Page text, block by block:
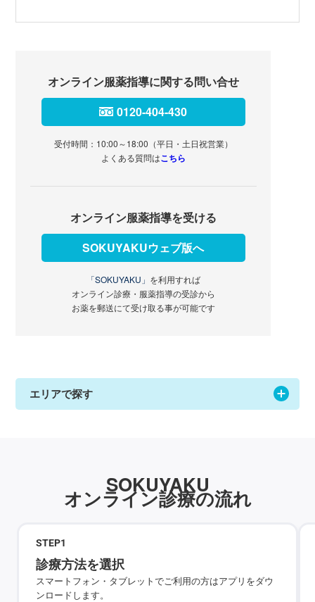
オンライン服薬指導に関する問い合せ
0120-404-430
受付時間：10:00～18:00（平日・土日祝営業）
よくある質問はこちら
オンライン服薬指導を受ける
SOKUYAKUウェブ版へ
「SOKUYAKU」 を利用すれば
オンライン診療・服薬指導の受診から
お薬を郵送にて受け取る事が可能です
エリアで探す
SOKUYAKU
オンライン診療の流れ
STEP1
診療方法を選択
スマートフォン・タブレットでご利用の方はアプリをダウ
ンロードします。